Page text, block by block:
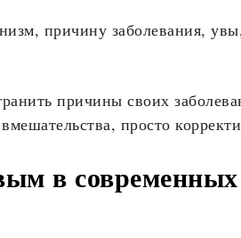
причину заболевания,
причины своих
просто
в